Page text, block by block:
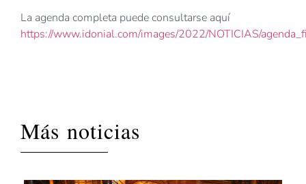
La agenda completa puede consultarse aquí
https://www.idonial.com/images/2022/NOTICIAS/
Más noticias